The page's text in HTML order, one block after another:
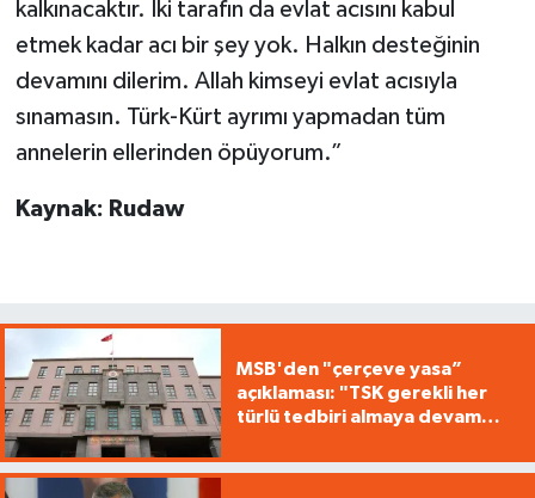
kalkınacaktır. İki tarafın da evlat acısını kabul
etmek kadar acı bir şey yok. Halkın desteğinin
devamını dilerim. Allah kimseyi evlat acısıyla
sınamasın. Türk-Kürt ayrımı yapmadan tüm
annelerin ellerinden öpüyorum.”
Kaynak: Rudaw
MSB'den "çerçeve yasa”
açıklaması: "TSK gerekli her
türlü tedbiri almaya devam